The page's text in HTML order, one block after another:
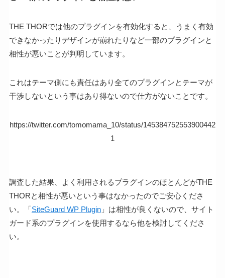
THE THORでは他のプラグインを有効化すると、うまく有効
できなかったりデザインが崩れたりなど一部のプラグインと
相性が悪いことが判明しています。
これはテーマ側にも責任はあり全てのプラグインとテーマが
干渉しないという事はあり得ないので仕方がないことです。
https://twitter.com/tomomama_10/status/145384752553900442
1
調査した結果、よく利用されるプラグインのほとんどがTHE
THORと相性が悪いという事はなかったのでご安心くださ
い。「SiteGuard WP Plugin」は相性が良くないので、サイト
ガード系のプラグインを使用するなら他を検討してくださ
い。